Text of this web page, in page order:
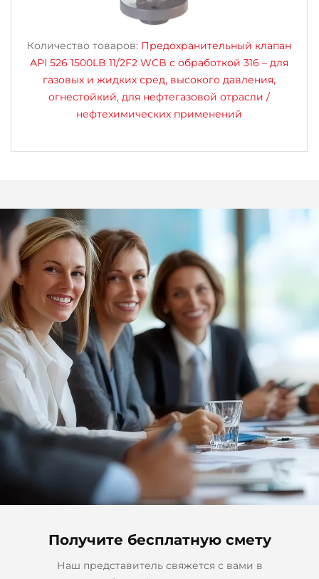
Количество товаров: Предохранительный клапан
API 526 1500LB 11/2F2 WCB с обработкой 316 – для
газовых и жидких сред, высокого давления,
огнестойкий, для нефтегазовой отрасли /
нефтехимических применений
Получите бесплатную смету
Наш представитель свяжется с вами в